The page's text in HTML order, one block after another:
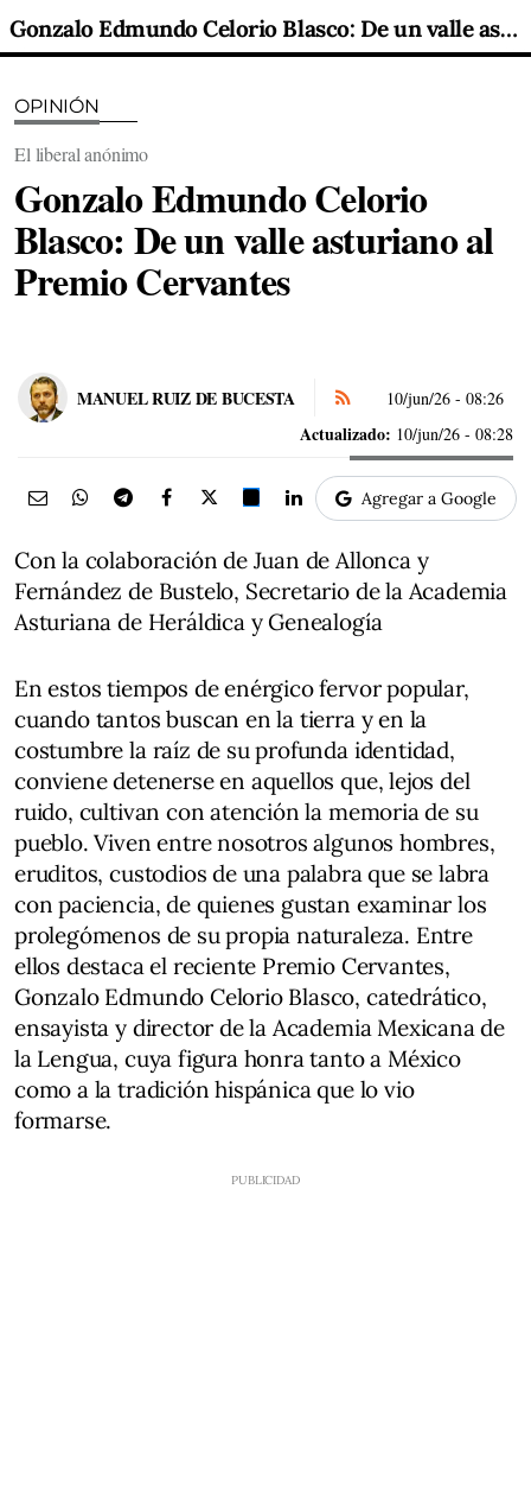
Gonzalo Edmundo Celorio Blasco: De un valle asturiano al Premio Cervantes
OPINIÓN
El liberal anónimo
Gonzalo Edmundo Celorio
Blasco: De un valle asturiano al
Premio Cervantes
MANUEL RUIZ DE BUCESTA 10/jun/26 - 08:26
Actualizado: 10/jun/26 - 08:28
Agregar a Google
Con la colaboración de Juan de Allonca y
Fernández de Bustelo, Secretario de la Academia
Asturiana de Heráldica y Genealogía
En estos tiempos de enérgico fervor popular,
cuando tantos buscan en la tierra y en la
costumbre la raíz de su profunda identidad,
conviene detenerse en aquellos que, lejos del
ruido, cultivan con atención la memoria de su
pueblo. Viven entre nosotros algunos hombres,
eruditos, custodios de una palabra que se labra
con paciencia, de quienes gustan examinar los
prolegómenos de su propia naturaleza. Entre
ellos destaca el reciente Premio Cervantes,
Gonzalo Edmundo Celorio Blasco, catedrático,
ensayista y director de la Academia Mexicana de
la Lengua, cuya figura honra tanto a México
como a la tradición hispánica que lo vio
formarse.